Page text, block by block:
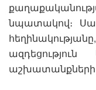
նպատակով։
աշխատանքների